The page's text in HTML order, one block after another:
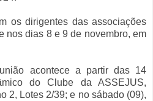
os dirigentes das associações
nos dias 8 e 9 de novembro, em
acontece a partir das 14
do Clube da ASSEJUS,
2, Lotes 2/39; e no sábado (09),